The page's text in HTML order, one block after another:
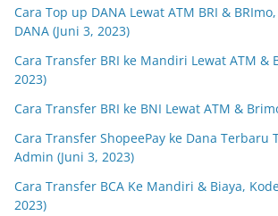
Cara Top up DANA Lewat ATM BRI &
DANA (Juni 3, 2023)
Cara Transfer BRI ke Mandiri Lewat ATM &
2023)
Cara Transfer BRI ke BNI Lewat ATM &
Cara Transfer ShopeePay ke Dana Terbaru
Admin (Juni 3, 2023)
Cara Transfer BCA Ke Mandiri & Biaya,
2023)